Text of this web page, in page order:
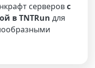
серверовс
в TNTRun для